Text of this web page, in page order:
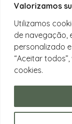
Valorizamos
Utilizamos
de navegação,
personalizado
“Aceitar
cookies.
na bela
Instagram
Facebook
Chalés